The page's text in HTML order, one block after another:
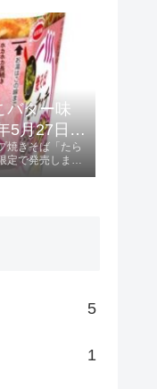
バター味
5月27日発
焼きそば「たら
定で発売しま
5
1